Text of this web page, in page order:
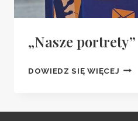
„Nasze portrety”
DOWIEDZ SIĘ WIĘCEJ